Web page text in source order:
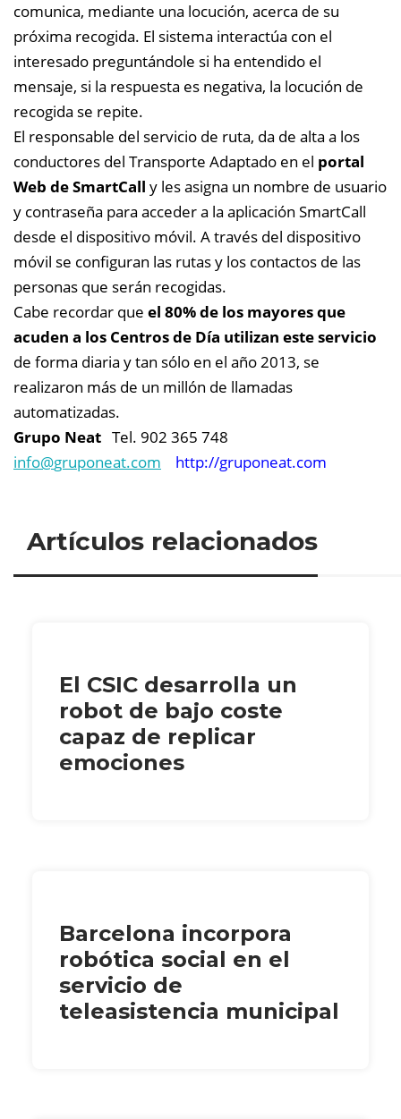
comunica, mediante una locución, acerca de su
próxima recogida. El sistema interactúa con el
interesado preguntándole si ha entendido el
mensaje, si la respuesta es negativa, la locución de
recogida se repite.
El responsable del servicio de ruta, da de alta a los
conductores del Transporte Adaptado en el portal
Web de SmartCall y les asigna un nombre de usuario
y contraseña para acceder a la aplicación SmartCall
desde el dispositivo móvil. A través del dispositivo
móvil se configuran las rutas y los contactos de las
personas que serán recogidas.
Cabe recordar que el 80% de los mayores que
acuden a los Centros de Día utilizan este servicio
de forma diaria y tan sólo en el año 2013, se
realizaron más de un millón de llamadas
automatizadas.
Grupo Neat Tel. 902 365 748
info@gruponeat.com http://gruponeat.com
Artículos relacionados
El CSIC desarrolla un
robot de bajo coste
capaz de replicar
emociones
Barcelona incorpora
robótica social en el
servicio de
teleasistencia municipal